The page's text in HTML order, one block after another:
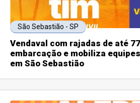
São Sebastião - SP
Vendaval com rajadas de até
embarcação e mobiliza
em São Sebastião